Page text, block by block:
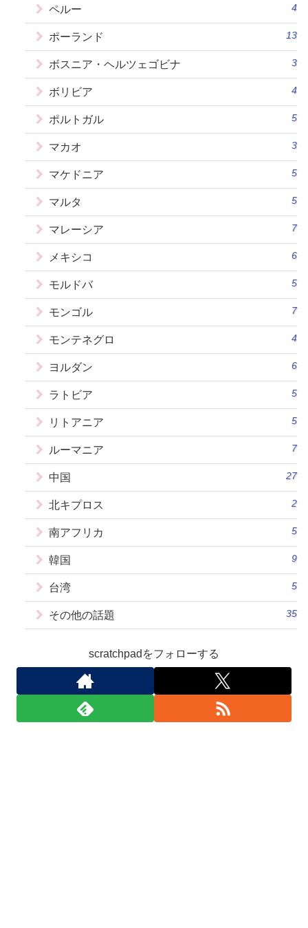
ペルー 4
ポーランド 13
ボスニア・ヘルツェゴビナ 3
ボリビア 4
ポルトガル 5
マカオ 3
マケドニア 5
マルタ 5
マレーシア 7
メキシコ 6
モルドバ 5
モンゴル 7
モンテネグロ 4
ヨルダン 6
ラトビア 5
リトアニア 5
ルーマニア 7
中国 27
北キプロス 2
南アフリカ 5
韓国 9
台湾 5
その他の話題 35
scratchpadをフォローする